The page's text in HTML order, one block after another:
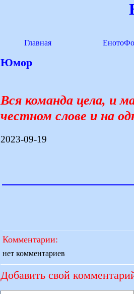
Главная
Юмор
Вся команда цела, и
честном слове и на
2023-09-19
Комментарии:
нет комментариев
Добавить свой